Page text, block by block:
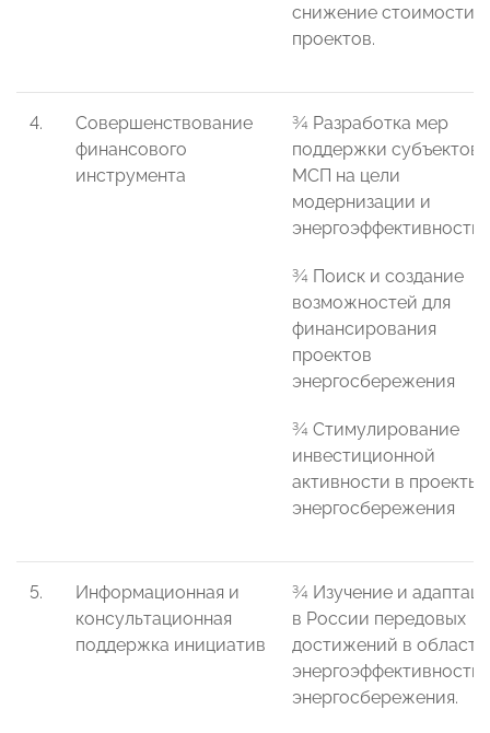
снижение стоимости
проектов.
4.
Совершенствование
финансового
инструмента
¾ Разработка мер
поддержки субъектов
МСП на цели
модернизации и
энергоэффективности
¾ Поиск и создание
возможностей для
финансирования
проектов
энергосбережения
¾ Стимулирование
инвестиционной
активности в проекты
энергосбережения
5.
Информационная и
консультационная
поддержка инициатив
¾ Изучение и
в России передовых
достижений в области
энергоэффективности
энергосбережения.